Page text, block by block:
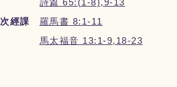
詩篇 65:(1-8),9-13
經課
羅馬書 8:1-11
馬太福音 13:1-9,18-23